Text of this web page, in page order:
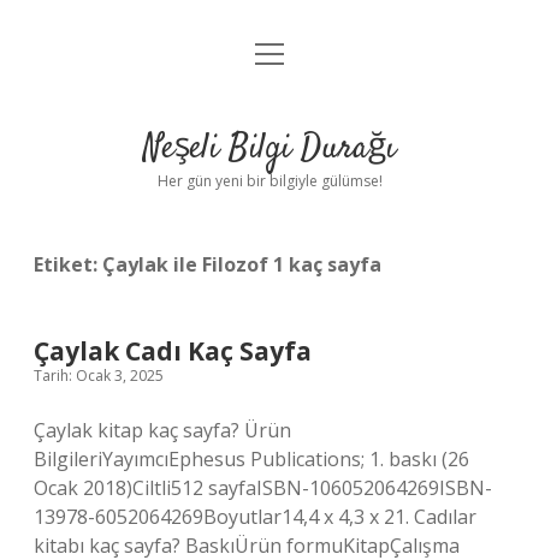
Anasayfa
Yasal Uyarı
menüyü
Neşeli Bilgi Durağı
Her gün yeni bir bilgiyle gülümse!
Etiket: Çaylak ile Filozof 1 kaç sayfa
Çaylak Cadı Kaç Sayfa
Tarih: Ocak 3, 2025
Çaylak kitap kaç sayfa? Ürün
BilgileriYayımcı‎Ephesus Publications; 1. baskı (26
Ocak 2018)Ciltli‎512 sayfaISBN-10‎6052064269ISBN-
13‎978-6052064269Boyutlar‎14,4 x 4,3 x 21. Cadılar
kitabı kaç sayfa? BaskıÜrün formuKitapÇalışma